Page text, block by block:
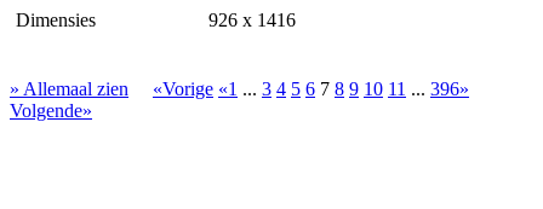
Dimensies
926 x 1416
» Allemaal zien «Vorige «1 ... 3 4 5 6 7 8 9 10 11 ... 396»
Volgende»